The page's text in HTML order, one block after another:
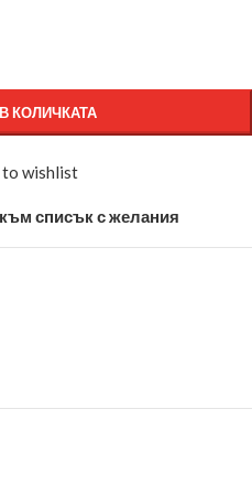
КОЛИЧКАТА
to wishlist
списък с желания